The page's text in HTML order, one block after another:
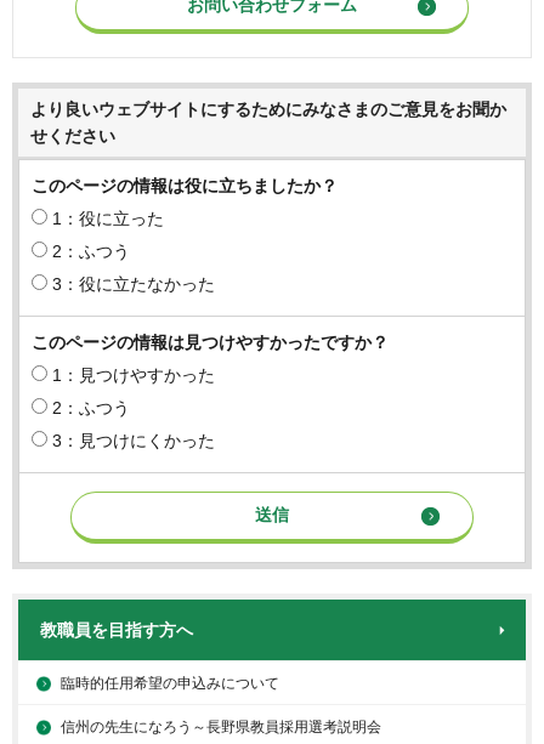
より良いウェブサイトにするためにみなさまのご意見をお聞か
せください
このページの情報は役に立ちましたか？
1：役に立った
2：ふつう
3：役に立たなかった
このページの情報は見つけやすかったですか？
1：見つけやすかった
2：ふつう
3：見つけにくかった
教職員を目指す方へ
臨時的任用希望の申込みについて
信州の先生になろう～長野県教員採用選考説明会